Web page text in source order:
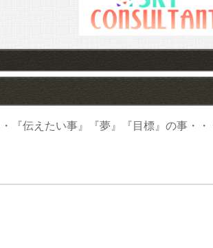
『伝えたい事』『夢』『目標』の事・